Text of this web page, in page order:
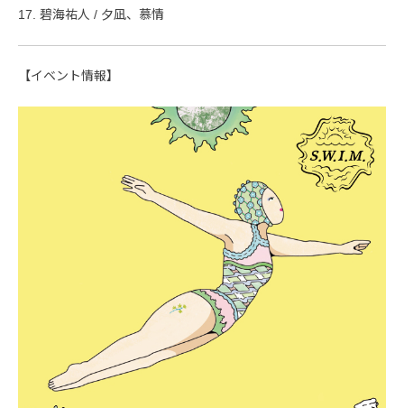
17. 碧海祐人 / 夕凪、慕情
【イベント情報】